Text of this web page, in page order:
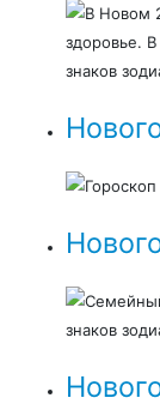
В Новом
здоровье.
знаков
знаков